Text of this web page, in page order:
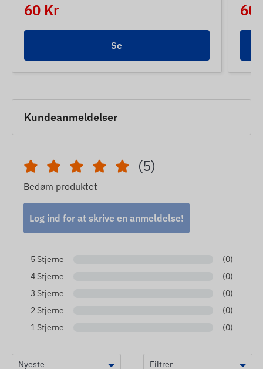
60 Kr
Se
60
Kundeanmeldelser
(5)
Bedøm produktet
Log ind for at skrive en anmeldelse!
5 Stjerne
(0)
4 Stjerne
(0)
3 Stjerne
(0)
2 Stjerne
(0)
1 Stjerne
(0)